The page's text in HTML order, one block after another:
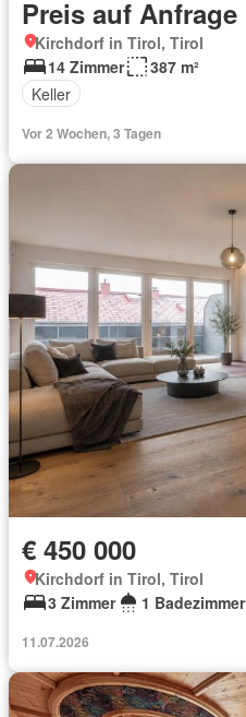
Preis auf Anfrage
Kirchdorf in Tirol, Tirol
14 Zimmer
387 m²
Keller
Vor 2 Wochen, 3 Tagen
€ 450 000
Kirchdorf in Tirol, Tirol
3 Zimmer
1 Badezimmer
11.07.2026